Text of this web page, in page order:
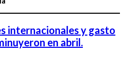
internacionales y gasto
en abril.